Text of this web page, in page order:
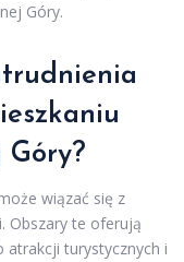
Góry.
wiązać się z
Obszary te oferują
turystycznych i